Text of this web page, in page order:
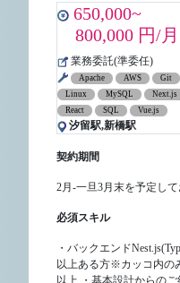
650,000~
800,000 円/月
業務委託(準委任)
Apache AWS Git
Linux
MySQL Next.js
React
SQL Vue.js
汐留駅,新橋駅
契約期間
2月‐一旦3月末を予定し
必須スキル
・バックエンド
以上ある方※カッコ内の
以上 ・基本設計からの